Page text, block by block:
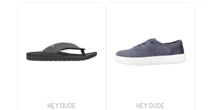
HEY DUDE HEY DUDE